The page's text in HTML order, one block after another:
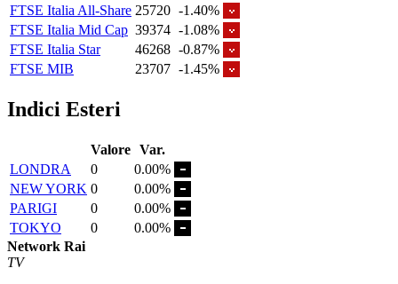
FTSE Italia All-Share 25720 -1.40%
FTSE Italia Mid Cap 39374 -1.08%
FTSE Italia Star
46268 -0.87%
FTSE MIB
23707 -1.45%
Indici Esteri
Valore Var.
LONDRA
0
0.00%
NEW YORK 0
0.00%
PARIGI
0
0.00%
TOKYO
0
0.00%
Network Rai
TV